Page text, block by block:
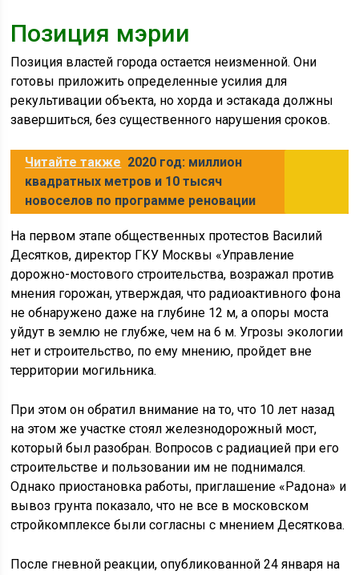
Позиция мэрии
Позиция властей города остается неизменной. Они
готовы приложить определенные усилия для
рекультивации объекта, но хорда и эстакада должны
завершиться, без существенного нарушения сроков.
Читайте также 2020 год: миллион
квадратных метров и 10 тысяч
новоселов по программе реновации
На первом этапе общественных протестов Василий
Десятков, директор ГКУ Москвы «Управление
дорожно-мостового строительства, возражал против
мнения горожан, утверждая, что радиоактивного фона
не обнаружено даже на глубине 12 м, а опоры моста
уйдут в землю не глубже, чем на 6 м. Угрозы экологии
нет и строительство, по ему мнению, пройдет вне
территории могильника.
При этом он обратил внимание на то, что 10 лет назад
на этом же участке стоял железнодорожный мост,
который был разобран. Вопросов с радиацией при его
строительстве и пользовании им не поднимался.
Однако приостановка работы, приглашение «Радона» и
вывоз грунта показало, что не все в московском
стройкомплексе были согласны с мнением Десяткова.
После гневной реакции, опубликованной 24 января на